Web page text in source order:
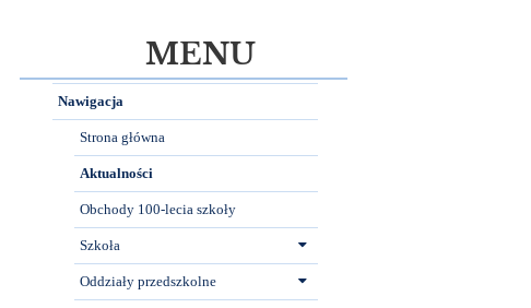
MENU
Nawigacja
Strona główna
Aktualności
Obchody 100-lecia szkoły
Szkoła
Oddziały przedszkolne